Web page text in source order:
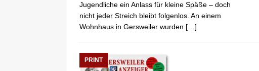
Jugendliche ein Anlass für kleine Späße – doch
nicht jeder Streich bleibt folgenlos. An einem
Wohnhaus in Gersweiler wurden […]
PRINT